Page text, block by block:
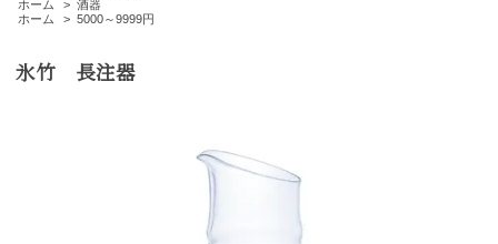
ホーム
> 酒器
ホーム
> 5000～9999円
氷竹 長注器